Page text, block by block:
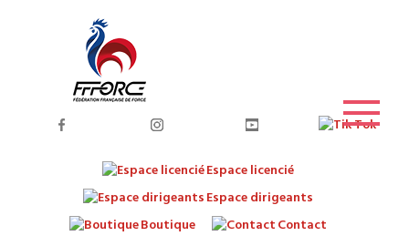
Espace licencié
Espace dirigeants
Boutique
Contact